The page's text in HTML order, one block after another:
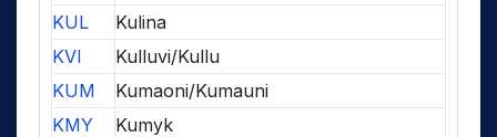
KUL
Kulina
KVI
Kulluvi/Kullu
KUM
Kumaoni/Kumauni
KMY
Kumyk